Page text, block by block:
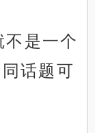
是一个
话题可